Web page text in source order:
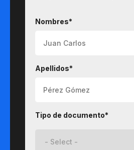
Nombres*
Apellidos*
Tipo de documento*